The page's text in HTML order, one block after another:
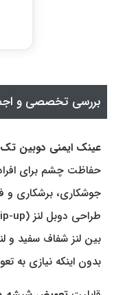
بررسی تخصصی و
عینک ایمنی دوبین
حفاظت چشم برای
جوشکاری، برشکاری و
بین لنز شفاف سفید و
بدون اینکه نیازی به